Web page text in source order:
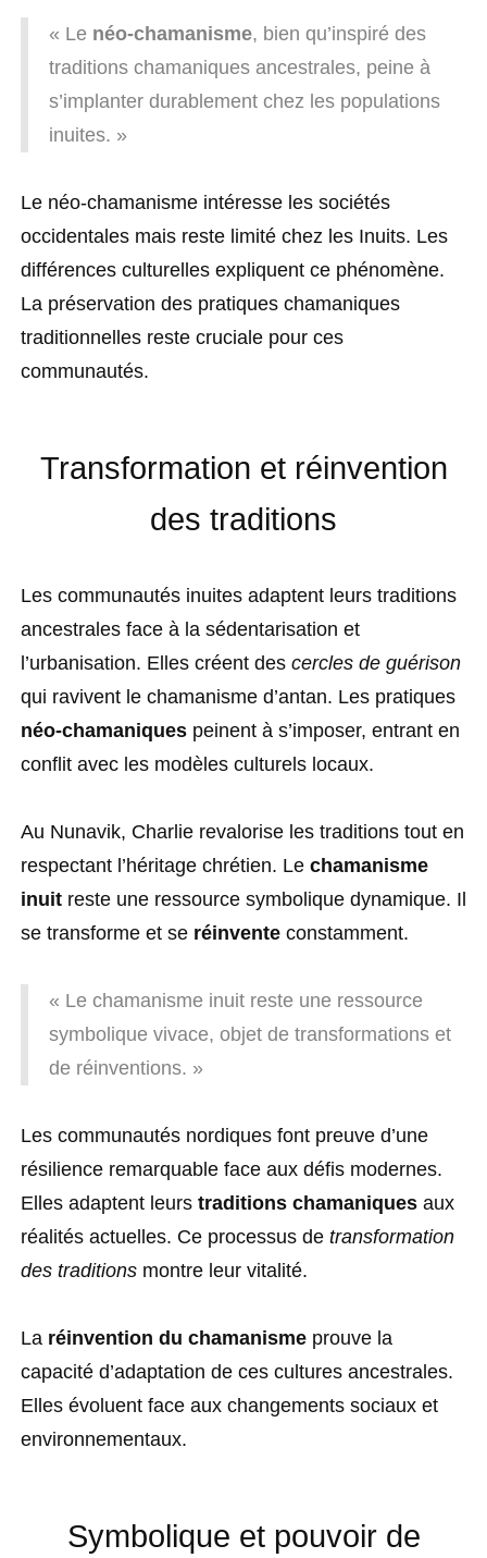
« Le néo-chamanisme, bien qu’inspiré des
traditions chamaniques ancestrales, peine à
s’implanter durablement chez les populations
inuites. »
Le néo-chamanisme intéresse les sociétés
occidentales mais reste limité chez les Inuits. Les
différences culturelles expliquent ce phénomène.
La préservation des pratiques chamaniques
traditionnelles reste cruciale pour ces
communautés.
Transformation et réinvention
des traditions
Les communautés inuites adaptent leurs traditions
ancestrales face à la sédentarisation et
l’urbanisation. Elles créent des cercles de guérison
qui ravivent le chamanisme d’antan. Les pratiques
néo-chamaniques peinent à s’imposer, entrant en
conflit avec les modèles culturels locaux.
Au Nunavik, Charlie revalorise les traditions tout en
respectant l’héritage chrétien. Le chamanisme
inuit reste une ressource symbolique dynamique. Il
se transforme et se réinvente constamment.
« Le chamanisme inuit reste une ressource
symbolique vivace, objet de transformations et
de réinventions. »
Les communautés nordiques font preuve d’une
résilience remarquable face aux défis modernes.
Elles adaptent leurs traditions chamaniques aux
réalités actuelles. Ce processus de transformation
des traditions montre leur vitalité.
La réinvention du chamanisme prouve la
capacité d’adaptation de ces cultures ancestrales.
Elles évoluent face aux changements sociaux et
environnementaux.
Symbolique et pouvoir de